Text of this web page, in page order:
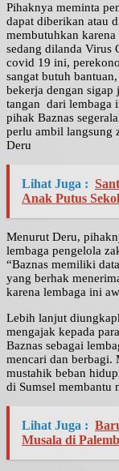
Pihaknya meminta
dapat diberikan atau
membutuhkan
sedang dilanda Virus
covid 19 ini,
sangat butuh
bekerja dengan sigap
tangan dari lembaga
pihak Baznas
perlu ambil langsung
Deru
Lihat Juga :
Anak Putus
Menurut Deru,
lembaga pengelola
“Baznas memiliki
yang berhak
karena lembaga ini
Lebih lanjut
mengajak kepada
Baznas sebagai
mencari dan berbagi.
mustahik beban
di Sumsel membantu
Lihat Juga :
Musala di